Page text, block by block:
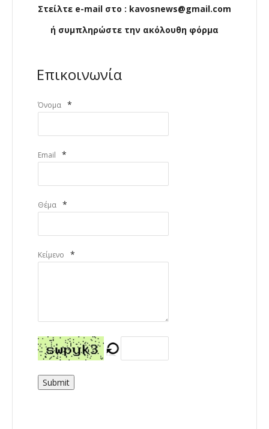
Στείλτε e-mail στο : kavosnews@gmail.com
ή συμπληρώστε την ακόλουθη φόρμα
Επικοινωνία
Όνομα *
Email *
Θέμα *
Κείμενο *
Submit